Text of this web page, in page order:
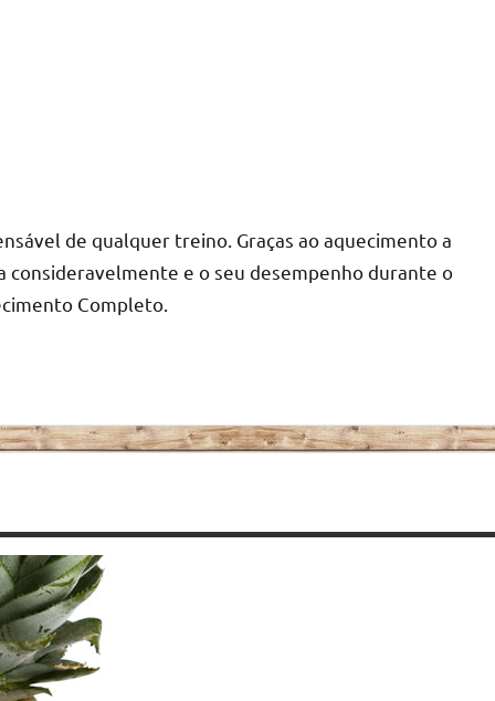
de qualquer treino. Graças ao aquecimento a
consideravelmente e o seu desempenho durante o
Completo.